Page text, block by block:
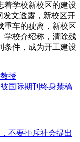
着学校新校区的建设
发文透露，新校区开
重车的驶离，新校区
学校介绍称，清除残
条件，成为开工建设
授
国际期刊终身禁稿